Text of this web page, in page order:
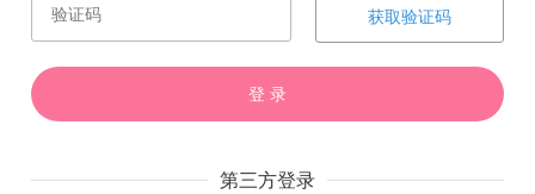
赏 催 票
上一章 下一章
获取验证码
登 录
第三方登录